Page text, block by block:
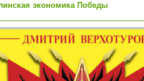
экономика Победы